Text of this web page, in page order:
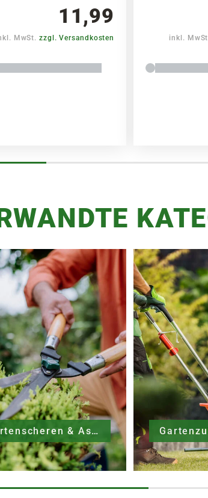
11,99
MwSt.zzgl. Versandkosten inkl.
Gartenscheren & Astscheren